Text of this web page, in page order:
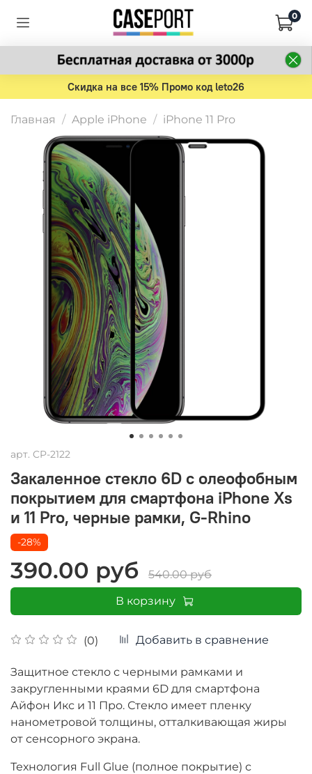
0
Скидка на все 15% Промо код leto26
Главная Apple iPhone iPhone 11 Pro
арт. CP-2122
Закаленное стекло 6D с олеофобным
покрытием для смартфона iPhone Xs
и 11 Pro, черные рамки, G-Rhino
(0) Добавить в сравнение
-28%
390.00 руб
540.00 руб
В корзину
Защитное стекло с черными рамками и
закругленными краями 6D для смартфона
Айфон Икс и 11 Про. Стекло имеет пленку
нанометровой толщины, отталкивающая жиры
от сенсорного экрана.
Технология Full Glue (полное покрытие) с